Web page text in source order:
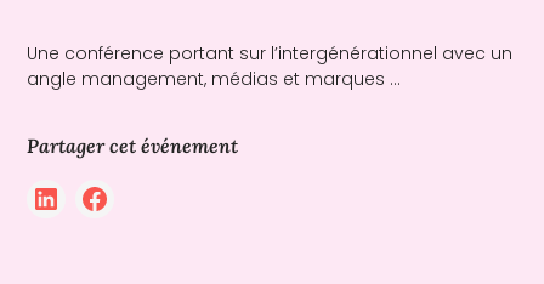
Une conférence portant sur l’intergénérationnel avec un
angle management, médias et marques ...
Partager cet événement